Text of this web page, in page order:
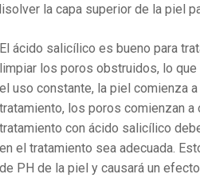
la capa superior de la piel
El ácido salicílico es bueno para
limpiar los poros obstruidos, lo
el uso constante, la piel comienza
tratamiento, los poros comienzan a
tratamiento con ácido salicílico
en el tratamiento sea adecuada.
de PH de la piel y causará un